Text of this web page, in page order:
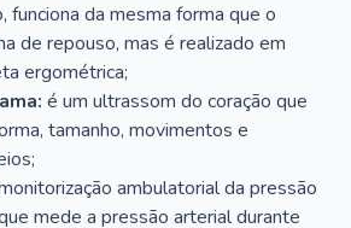
da mesma forma que o
de repouso, mas é realizado em
ergométrica;
é um ultrassom do coração que
tamanho, movimentos e
ambulatorial da pressão
mede a pressão arterial durante